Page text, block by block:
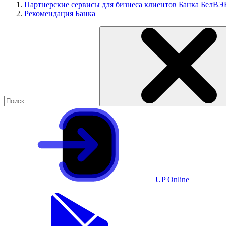
Партнерские сервисы для бизнеса клиентов Банка
Рекомендация Банка
UP Online